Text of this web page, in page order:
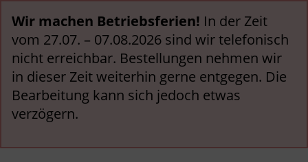
Wir machen Betriebsferien! In der Zeit
vom 27.07. – 07.08.2026 sind wir telefonisch
nicht erreichbar. Bestellungen nehmen wir
in dieser Zeit weiterhin gerne entgegen. Die
Bearbeitung kann sich jedoch etwas
verzögern.